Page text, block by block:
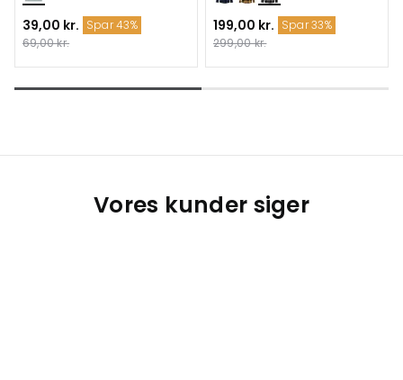
39,00 kr. Spar 43%
69,00 kr.
199,00 kr. Spar 33%
299,00 kr.
Vores kunder siger